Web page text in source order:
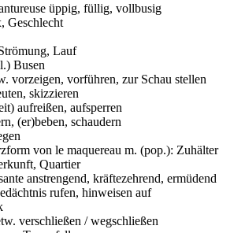
üppig, füllig, vollbusig
Geschlecht
Lauf
Busen
vorzeigen, vorführen, zur Schau stellen
skizzieren
aufreißen, aufsperren
(er)beben, schaudern
von le maquereau m. (pop.): Zuhälter
Quartier
anstrengend, kräftezehrend, ermüdend
rufen, hinweisen auf
verschließen / wegschließen